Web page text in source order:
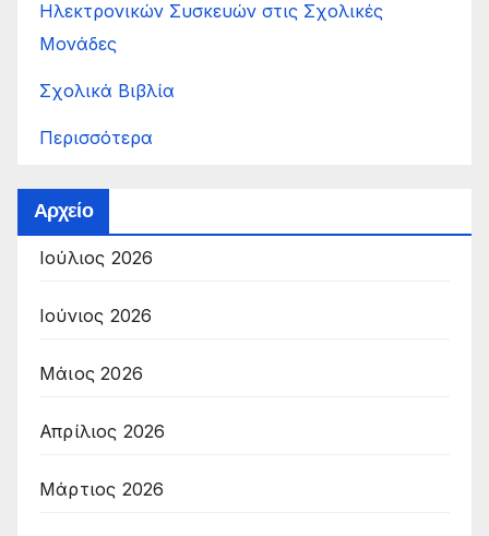
Ηλεκτρονικών Συσκευών στις Σχολικές
Μονάδες
Σχολικά Βιβλία
Περισσότερα
Αρχείο
Ιούλιος 2026
Ιούνιος 2026
Μάιος 2026
Απρίλιος 2026
Μάρτιος 2026